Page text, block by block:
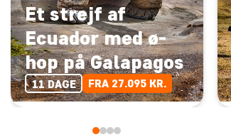
Et strejf af
Ecuador med ø-
hop på Galapagos
11 DAGE FRA 27.095 KR.